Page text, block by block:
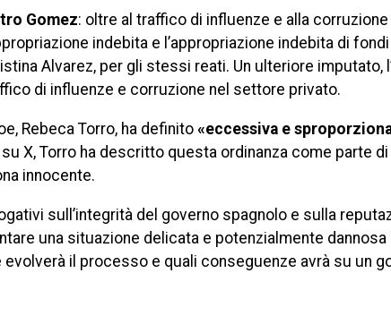
Gomez: oltre al traffico di influenze e alla
indebita e l’appropriazione indebita di
Alvarez, per gli stessi reati. Un ulteriore imputato,
di influenze e corruzione nel settore privato.
Rebeca Torro, ha definito «eccessiva e
X, Torro ha descritto questa ordinanza come parte di
innocente.
sull’integrità del governo spagnolo e sulla
una situazione delicata e potenzialmente dannosa
il processo e quali conseguenze avrà su un